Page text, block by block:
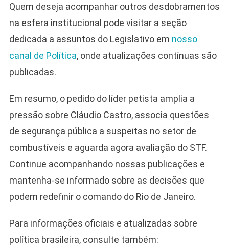
Quem deseja acompanhar outros desdobramentos
na esfera institucional pode visitar a seção
dedicada a assuntos do Legislativo em nosso
canal de Política, onde atualizações contínuas são
publicadas.
Em resumo, o pedido do líder petista amplia a
pressão sobre Cláudio Castro, associa questões
de segurança pública a suspeitas no setor de
combustíveis e aguarda agora avaliação do STF.
Continue acompanhando nossas publicações e
mantenha-se informado sobre as decisões que
podem redefinir o comando do Rio de Janeiro.
Para informações oficiais e atualizadas sobre
política brasileira, consulte também: